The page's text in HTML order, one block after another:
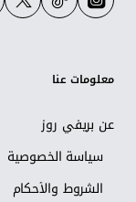
معلومات عنا
عن بريفي روز
سياسة الخصوصية
الشروط والأحكام